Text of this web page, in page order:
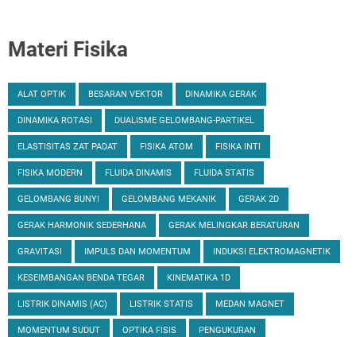
Materi Fisika
ALAT OPTIK BESARAN VEKTOR DINAMIKA GERAK
DINAMIKA ROTASI DUALISME GELOMBANG-PARTIKEL
ELASTISITAS ZAT PADAT FISIKA ATOM FISIKA INTI
FISIKA MODERN FLUIDA DINAMIS FLUIDA STATIS
GELOMBANG BUNYI GELOMBANG MEKANIK GERAK 2D
GERAK HARMONIK SEDERHANA GERAK MELINGKAR BERATURAN
GRAVITASI IMPULS DAN MOMENTUM INDUKSI ELEKTROMAGNETIK
KESEIMBANGAN BENDA TEGAR KINEMATIKA 1D
LISTRIK DINAMIS (AC) LISTRIK STATIS MEDAN MAGNET
MOMENTUM SUDUT OPTIKA FISIS PENGUKURAN